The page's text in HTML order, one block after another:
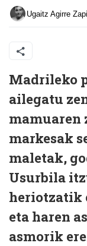
Ugaitz Agirre
Madrileko
ailegatu
markesak
maletak,
Usurbila
heriotzatik
eta haren
asmorik